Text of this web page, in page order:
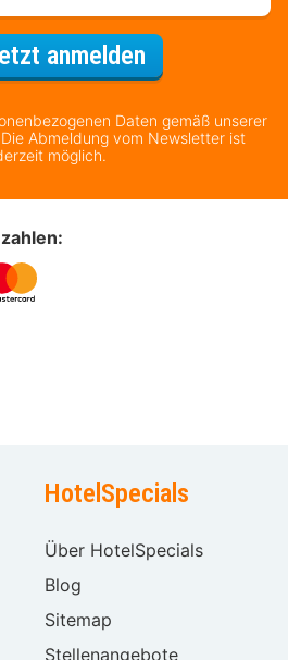
anmeldenFür den
Daten gemäß unserer
Abmeldung vom Newsletter ist
möglich.
HotelSpecials
Über HotelSpecials
Blog
Sitemap
Stellenangebote